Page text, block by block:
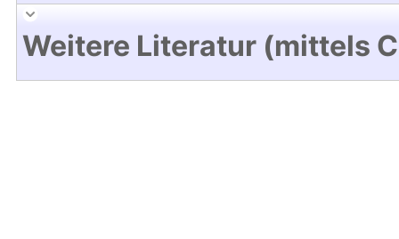
Weitere Literatur (mittels